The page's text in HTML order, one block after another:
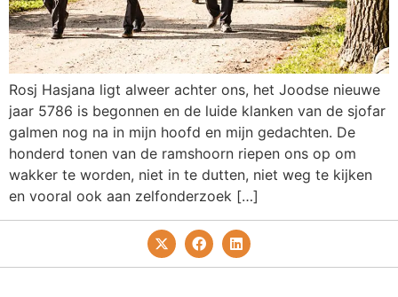
Rosj Hasjana ligt alweer achter ons, het Joodse nieuwe
jaar 5786 is begonnen en de luide klanken van de sjofar
galmen nog na in mijn hoofd en mijn gedachten. De
honderd tonen van de ramshoorn riepen ons op om
wakker te worden, niet in te dutten, niet weg te kijken
en vooral ook aan zelfonderzoek […]